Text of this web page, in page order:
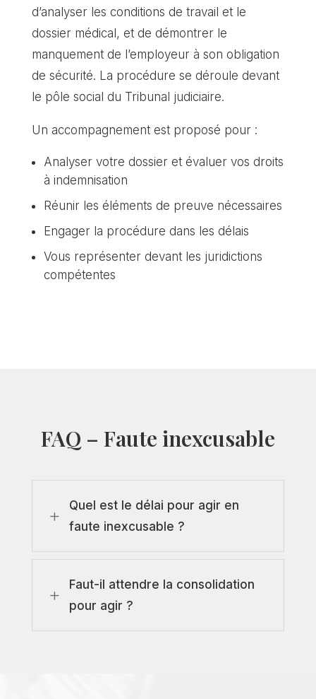
d’analyser les conditions de travail et le
dossier médical, et de démontrer le
manquement de l’employeur à son obligation
de sécurité. La procédure se déroule devant
le pôle social du Tribunal judiciaire.
Un accompagnement est proposé pour :
Analyser votre dossier et évaluer vos droits
à indemnisation
Réunir les éléments de preuve nécessaires
Engager la procédure dans les délais
Vous représenter devant les juridictions
compétentes
FAQ – Faute inexcusable
L
Quel est le délai pour agir en
faute inexcusable ?
L
Faut-il attendre la consolidation
pour agir ?